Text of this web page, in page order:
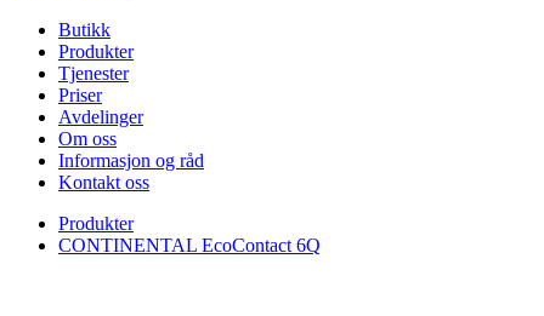
Butikk
Produkter
Tjenester
Priser
Avdelinger
Om oss
Informasjon og råd
Kontakt oss
Produkter
CONTINENTAL EcoContact 6Q